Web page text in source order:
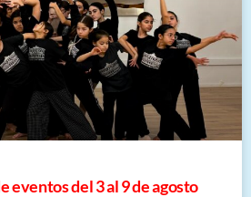
eventos del 3 al 9 de agosto